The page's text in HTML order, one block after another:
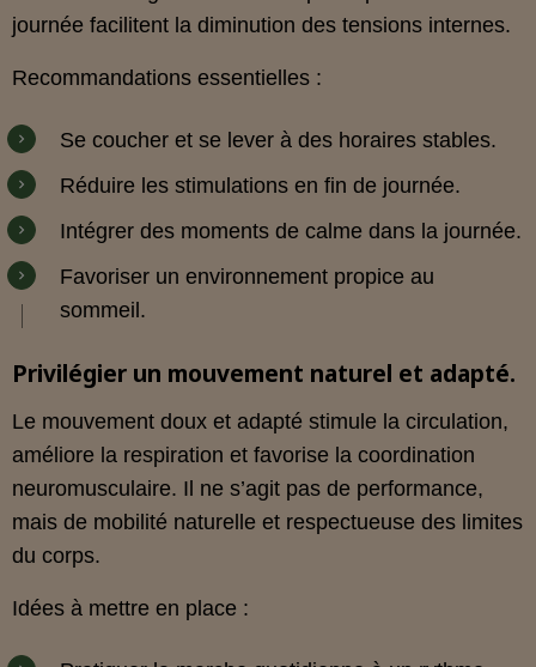
journée facilitent la diminution des tensions internes.
Recommandations essentielles :
Se coucher et se lever à des horaires stables.
Réduire les stimulations en fin de journée.
Intégrer des moments de calme dans la journée.
Favoriser un environnement propice au
sommeil.
Privilégier un mouvement naturel et adapté.
Le mouvement doux et adapté stimule la circulation,
améliore la respiration et favorise la coordination
neuromusculaire. Il ne s’agit pas de performance,
mais de mobilité naturelle et respectueuse des limites
du corps.
Idées à mettre en place :